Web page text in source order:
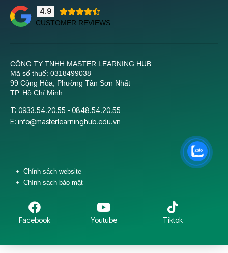
4.9 
CUSTOMER REVIEWS
CÔNG TY TNHH MASTER LEARNING HUB
Mã số thuế: 0318499038
99 Cộng Hòa, Phường Tân Sơn Nhất
TP. Hồ Chí Minh
T: 0933.54.20.55 - 0848.54.20.55
E: info@masterlearninghub.edu.vn
Chính sách website
Chính sách bảo mật
Facebook Youtube Tiktok